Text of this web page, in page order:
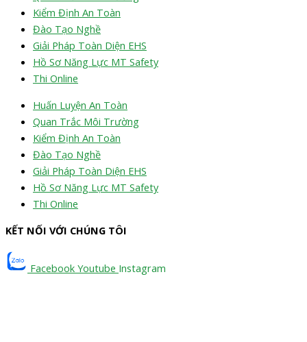
Kiểm Định An Toàn
Đào Tạo Nghề
Giải Pháp Toàn Diện EHS
Hồ Sơ Năng Lực MT Safety
Thi Online
Huấn Luyện An Toàn
Quan Trắc Môi Trường
Kiểm Định An Toàn
Đào Tạo Nghề
Giải Pháp Toàn Diện EHS
Hồ Sơ Năng Lực MT Safety
Thi Online
KẾT NỐI VỚI CHÚNG TÔI
Facebook Youtube Instagram